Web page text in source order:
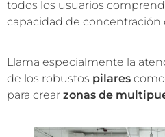
todos los usuarios
capacidad de concentración
Llama especialmente la
de los robustos pilares
para crear zonas de